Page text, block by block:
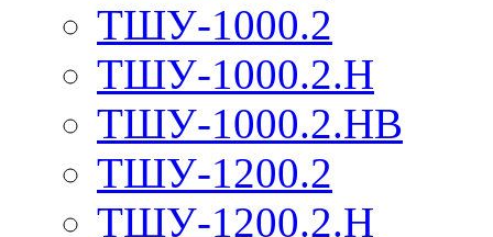
ТШУ-1000.2
ТШУ-1000.2.Н
ТШУ-1000.2.НВ
ТШУ-1200.2
ТШУ-1200.2.Н